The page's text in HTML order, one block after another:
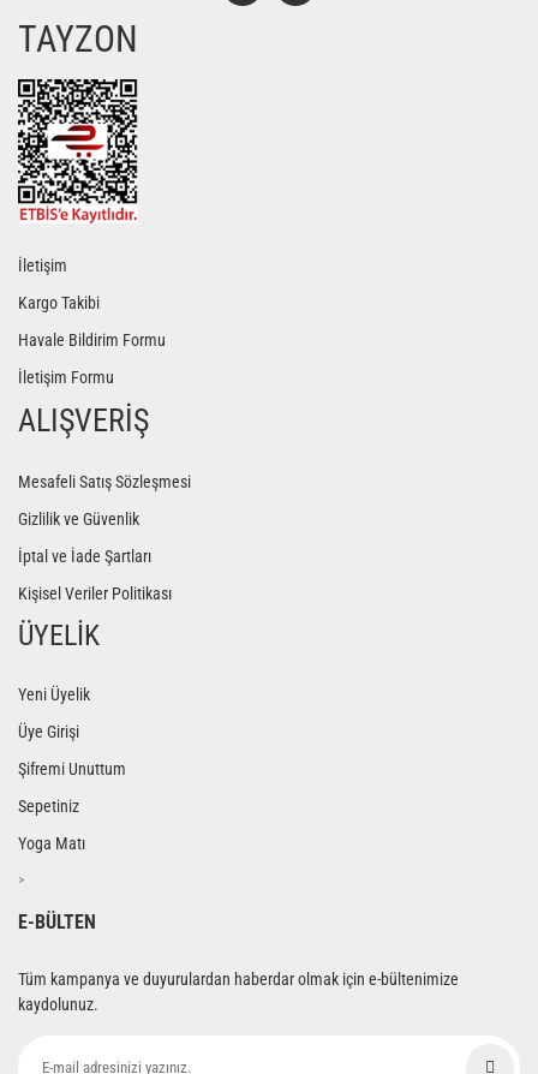
TAYZON
İletişim
Kargo Takibi
Havale Bildirim Formu
İletişim Formu
ALIŞVERİŞ
Mesafeli Satış Sözleşmesi
Gizlilik ve Güvenlik
İptal ve İade Şartları
Kişisel Veriler Politikası
ÜYELİK
Yeni Üyelik
Üye Girişi
Şifremi Unuttum
Sepetiniz
Yoga Matı
>
E-BÜLTEN
Tüm kampanya ve duyurulardan haberdar olmak için e-bültenimize
kaydolunuz.